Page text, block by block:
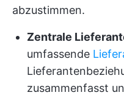
abzustimmen.
Zentrale
umfassende
zusammenfasst